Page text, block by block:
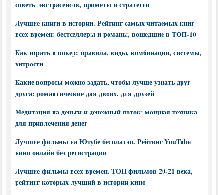
советы экстрасенсов, приметы и стратегии
Лучшие книги в истории. Рейтинг самых читаемых книг
всех времен: бестселлеры и романы, вошедшие в ТОП-10
Как играть в покер: правила, виды, комбинации, системы,
хитрости
Какие вопросы можно задать, чтобы лучше узнать друг
друга: романтические для двоих, для друзей
Медитация на деньги и денежный поток: мощная техника
для привлечения денег
Лучшие фильмы на Ютубе бесплатно. Рейтинг YouTube
кино онлайн без регистрации
Лучшие фильмы всех времен. ТОП фильмов 20-21 века,
рейтинг которых лучший в истории кино